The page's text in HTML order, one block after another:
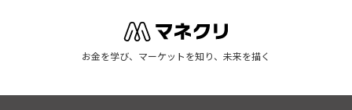
お金を学び、マーケットを知り、未来を描く